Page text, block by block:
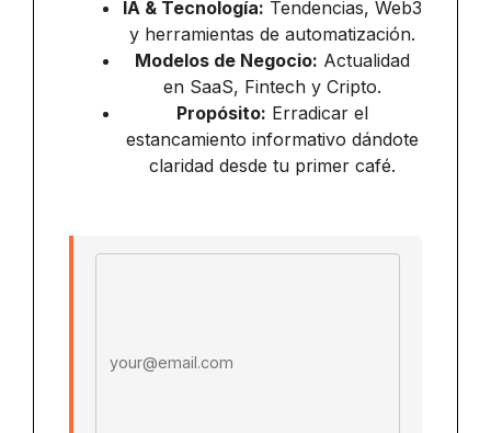
IA & Tecnología: Tendencias, Web3
y herramientas de automatización.
Modelos de Negocio: Actualidad
en SaaS, Fintech y Cripto.
Propósito: Erradicar el
estancamiento informativo dándote
claridad desde tu primer café.